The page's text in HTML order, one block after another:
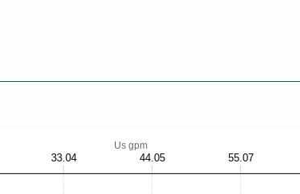
Us gpm
33.04 44.05 55.07